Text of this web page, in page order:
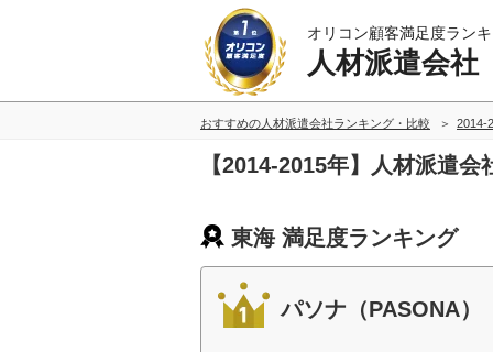
オリコン顧客満足度ラン
人材派遣会社
おすすめの人材派遣会社ランキング・比較 2014-
【2014-2015年】人材派遣
東海 満足度ランキング
パソナ（PASONA）